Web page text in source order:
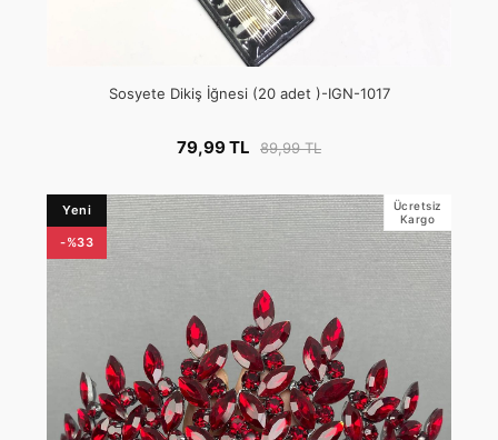
Sosyete Dikiş İğnesi (20 adet )-IGN-1017
79,99 TL 89,99 TL
Yeni
-%33
Ücretsiz
Kargo